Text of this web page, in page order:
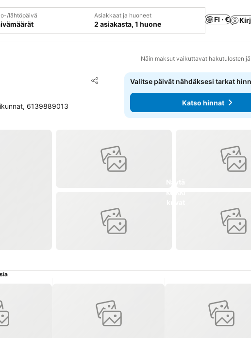
lähtöpäivä Asiakkaat ja huoneet
2 asiakasta, 1 huone
FI · €
Näin maksut vaikuttavat hakutulosten
Jaa
Lisää suosikkeihin
6139889013
Valitse päivät nähdäksesi tarkat
Katso hinnat